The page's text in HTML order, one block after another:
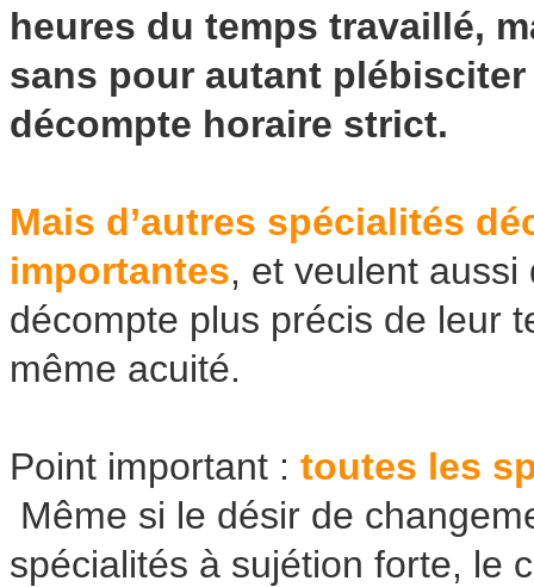
heures du temps travaillé,
sans pour autant
décompte horaire strict.
Mais d’autres spécialités
importantes, et veulent
décompte plus précis de leur
même acuité.
Point important : toutes les
Même si le désir de
spécialités à sujétion forte, le